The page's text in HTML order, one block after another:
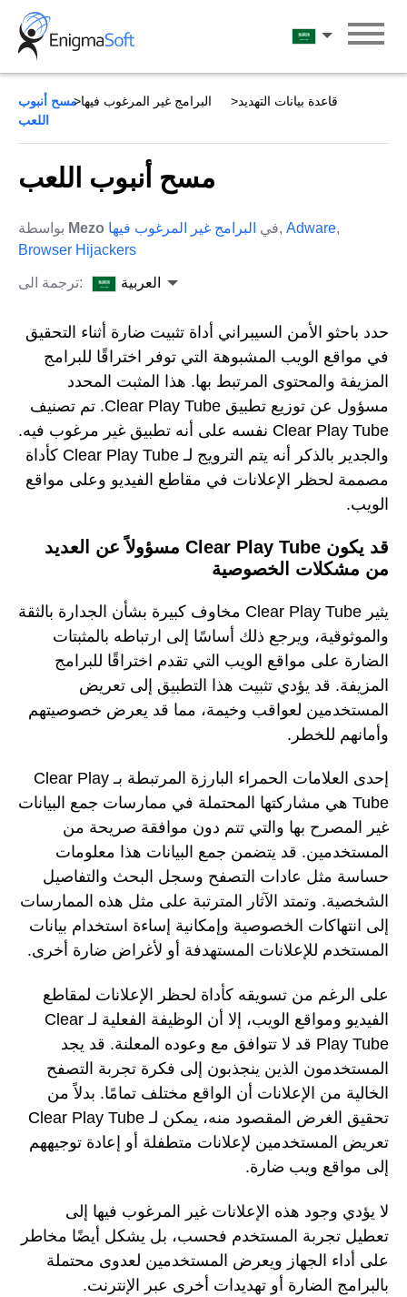
Skip
content
العربية
قاعدة بيانات التهديد البرامج غير المرغوب فيها مسح أنبوب
اللعب
مسح أنبوب اللعب
Mezo في البرامج غير المرغوب فيها , Adware,
Browser Hijackers
ترجمة الى: العربية
حدد باحثو الأمن السيبراني أداة تثبيت ضارة أثناء التحقيق
في مواقع الويب المشبوهة التي توفر اختراقًا للبرامج
المزيفة والمحتوى المرتبط بها. هذا المثبت المحدد
مسؤول عن توزيع تطبيق Clear Play Tube. تم تصنيف
Clear Play Tube نفسه على أنه تطبيق غير مرغوب فيه.
والجدير بالذكر أنه يتم الترويج لـ Clear Play Tube كأداة
مصممة لحظر الإعلانات في مقاطع الفيديو وعلى مواقع
الويب.
قد يكون Clear Play Tube مسؤولاً عن العديد
من مشكلات الخصوصية
يثير Clear Play Tube مخاوف كبيرة بشأن الجدارة بالثقة
والموثوقية، ويرجع ذلك أساسًا إلى ارتباطه بالمثبتات
الضارة على مواقع الويب التي تقدم اختراقًا للبرامج
المزيفة. قد يؤدي تثبيت هذا التطبيق إلى تعريض
المستخدمين لعواقب وخيمة، مما قد يعرض خصوصيتهم
وأمانهم للخطر.
إحدى العلامات الحمراء البارزة المرتبطة بـ Clear Play
Tube هي مشاركتها المحتملة في ممارسات جمع البيانات
غير المصرح بها والتي تتم دون موافقة صريحة من
المستخدمين. قد يتضمن جمع البيانات هذا معلومات
حساسة مثل عادات التصفح وسجل البحث والتفاصيل
الشخصية. وتمتد الآثار المترتبة على مثل هذه الممارسات
إلى انتهاكات الخصوصية وإمكانية إساءة استخدام بيانات
المستخدم للإعلانات المستهدفة أو لأغراض ضارة أخرى.
على الرغم من تسويقه كأداة لحظر الإعلانات لمقاطع
الفيديو ومواقع الويب، إلا أن الوظيفة الفعلية لـ Clear
Play Tube قد لا تتوافق مع وعوده المعلنة. قد يجد
المستخدمون الذين ينجذبون إلى فكرة تجربة التصفح
الخالية من الإعلانات أن الواقع مختلف تمامًا. بدلاً من
تحقيق الغرض المقصود منه، يمكن لـ Clear Play Tube
تعريض المستخدمين لإعلانات متطفلة أو إعادة توجيههم
إلى مواقع ويب ضارة.
لا يؤدي وجود هذه الإعلانات غير المرغوب فيها إلى
تعطيل تجربة المستخدم فحسب، بل يشكل أيضًا مخاطر
على أداء الجهاز ويعرض المستخدمين لعدوى محتملة
بالبرامج الضارة أو تهديدات أخرى عبر الإنترنت.